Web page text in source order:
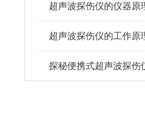
超声波探伤仪的仪器原
超声波探伤仪的工作原